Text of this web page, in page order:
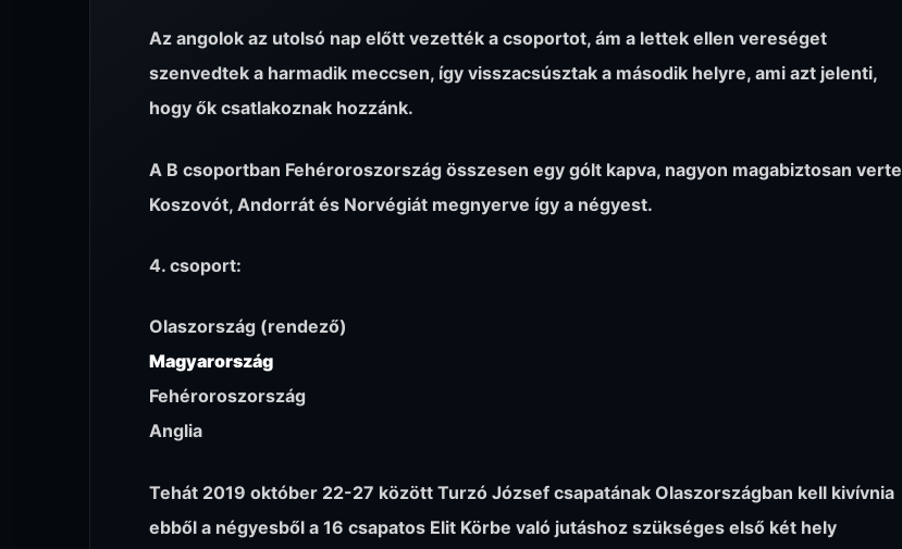
Az angolok az utolsó nap előtt vezették a csoportot, ám a lettek ellen vereséget
szenvedtek a harmadik meccsen, így visszacsúsztak a második helyre, ami azt jelenti,
hogy ők csatlakoznak hozzánk.
A B csoportban Fehéroroszország összesen egy gólt kapva, nagyon magabiztosan verte
Koszovót, Andorrát és Norvégiát megnyerve így a négyest.
4. csoport:
Olaszország (rendező)
Magyarország
Fehéroroszország
Anglia
Tehát 2019 október 22-27 között Turzó József csapatának Olaszországban kell kivívnia
ebből a négyesből a 16 csapatos Elit Körbe való jutáshoz szükséges első két hely